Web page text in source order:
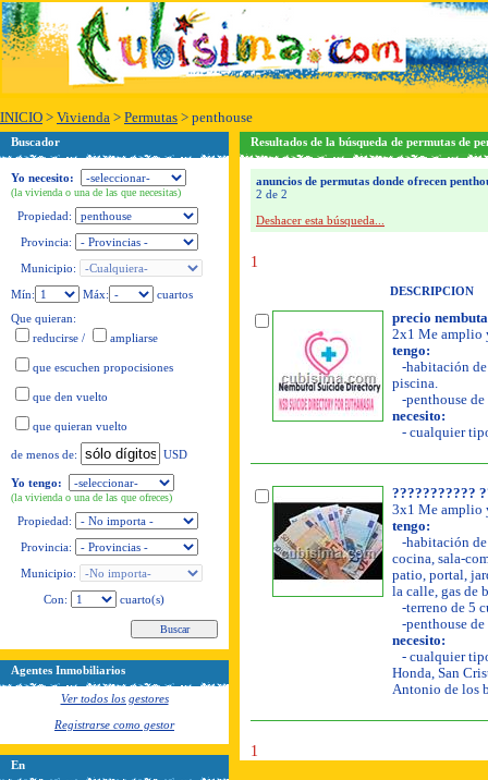
INICIO > Vivienda > Permutas > penthouse
Buscador
Yo necesito:
(la vivienda o una de las que necesitas)
Propiedad:
Provincia:
Municipio:
Mín:
Máx:
cuartos
Que quieran:
reducirse / ampliarse
que escuchen propocisiones
que den vuelto
que quieran vuelto
de menos de: USD
Yo tengo:
(la vivienda o una de las que ofreces)
Propiedad:
Provincia:
Municipio:
Con:
cuarto(s)
Agentes Inmobiliarios
Ver todos los gestores
Registrarse como gestor
En
Resultados de la búsqueda de permutas de
anuncios de permutas donde ofrecen
2 de 2
Deshacer esta búsqueda...
1
DESCRIPCION
precio
2x1 Me amplio
tengo:
-habitación de
piscina.
-penthouse
necesito:
- cualquier
???????????
3x1 Me amplio
tengo:
-habitación de
cocina, sala-
patio, portal,
la calle, gas de
-terreno de 5
-penthouse de
necesito:
- cualquier
Honda, San
Antonio de los
1